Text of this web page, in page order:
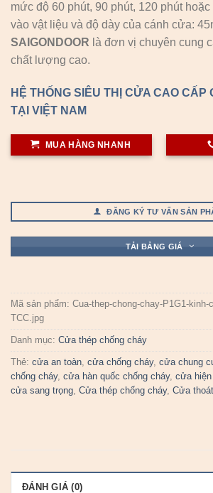
mức độ 60 phút, 90 phút, 120 phút
vào vật liệu và độ dày của cánh cửa:
SAIGONDOOR là đơn vị chuyên cung
chất lượng cao.
HỆ THỐNG SIÊU THỊ CỬA CAO CẤP
TẠI VIỆT NAM
MUA HÀNG NHANH
ĐĂNG KÝ TƯ VẤN SẢN
TẢI BẢNG GIÁ
Mã sản phẩm: Cua-thep-chong-chay-P1G1-kinh-
TCC.jpg
Danh mục: Cửa thép chống cháy
Thẻ: cửa an toàn, cửa chống cháy, cửa chung
chống cháy, cửa hàn quốc chống cháy, cửa hiện
cửa sang trọng, Cửa thép chống cháy, Cửa
ĐÁNH GIÁ (0)